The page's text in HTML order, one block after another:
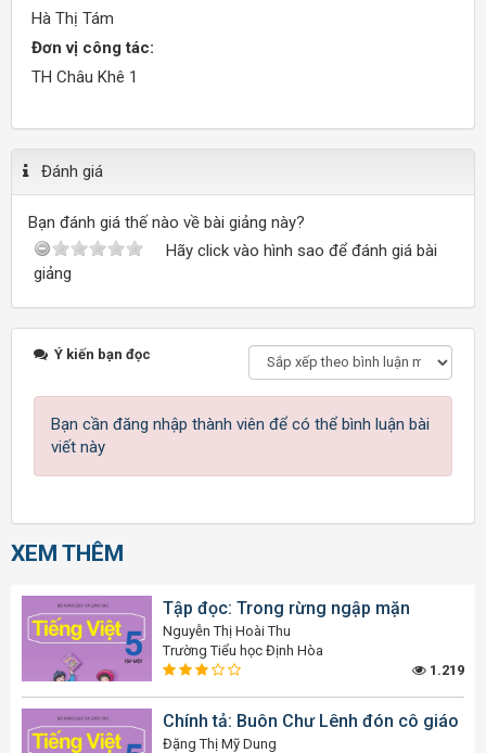
Hà Thị Tám
Đơn vị công tác:
TH Châu Khê 1
Đánh giá
Bạn đánh giá thế nào về bài giảng này?
Hãy click vào hình sao để đánh giá bài
giảng
Ý kiến bạn đọc
Bạn cần đăng nhập thành viên để có thể bình luận bài
viết này
XEM THÊM
Tập đọc: Trong rừng ngập mặn
Nguyễn Thị Hoài Thu
Trường Tiểu học Định Hòa
1.219
Chính tả: Buôn Chư Lênh đón cô giáo
Đặng Thị Mỹ Dung